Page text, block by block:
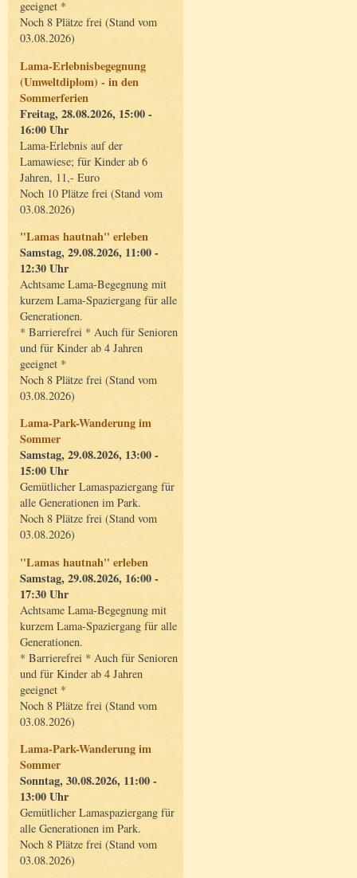
geeignet *
Noch 8 Plätze frei (Stand vom
03.08.2026)
Lama-Erlebnisbegegnung
(Umweltdiplom) - in den
Sommerferien
Freitag, 28.08.2026, 15:00 -
16:00 Uhr
Lama-Erlebnis auf der
Lamawiese; für Kinder ab 6
Jahren, 11,- Euro
Noch 10 Plätze frei (Stand vom
03.08.2026)
"Lamas hautnah" erleben
Samstag, 29.08.2026, 11:00 -
12:30 Uhr
Achtsame Lama-Begegnung mit
kurzem Lama-Spaziergang für alle
Generationen.
* Barrierefrei * Auch für Senioren
und für Kinder ab 4 Jahren
geeignet *
Noch 8 Plätze frei (Stand vom
03.08.2026)
Lama-Park-Wanderung im
Sommer
Samstag, 29.08.2026, 13:00 -
15:00 Uhr
Gemütlicher Lamaspaziergang für
alle Generationen im Park.
Noch 8 Plätze frei (Stand vom
03.08.2026)
"Lamas hautnah" erleben
Samstag, 29.08.2026, 16:00 -
17:30 Uhr
Achtsame Lama-Begegnung mit
kurzem Lama-Spaziergang für alle
Generationen.
* Barrierefrei * Auch für Senioren
und für Kinder ab 4 Jahren
geeignet *
Noch 8 Plätze frei (Stand vom
03.08.2026)
Lama-Park-Wanderung im
Sommer
Sonntag, 30.08.2026, 11:00 -
13:00 Uhr
Gemütlicher Lamaspaziergang für
alle Generationen im Park.
Noch 8 Plätze frei (Stand vom
03.08.2026)